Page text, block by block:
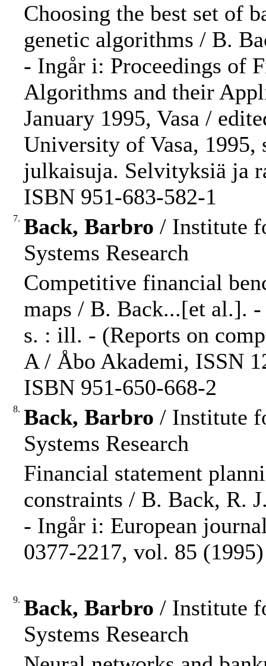
Choosing the best set of
genetic algorithms / B.
- Ingår i: Proceedings of
Algorithms and their
January 1995, Vasa /
University of Vasa, 1995,
julkaisuja. Selvityksiä ja
ISBN 951-683-582-1
7. Back, Barbro / Institute
Systems Research
Competitive financial
maps / B. Back...[et al.].
s. : ill. - (Reports on
A / Åbo Akademi, ISSN
ISBN 951-650-668-2
8. Back, Barbro / Institute
Systems Research
Financial statement
constraints / B. Back, R.
- Ingår i: European
0377-2217, vol. 85
9. Back, Barbro / Institute
Systems Research